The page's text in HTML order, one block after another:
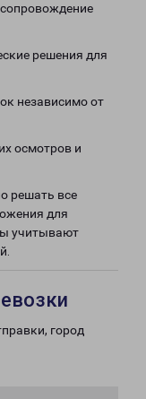
решения для
независимо от
осмотров и
решать все
для
учитывают
город